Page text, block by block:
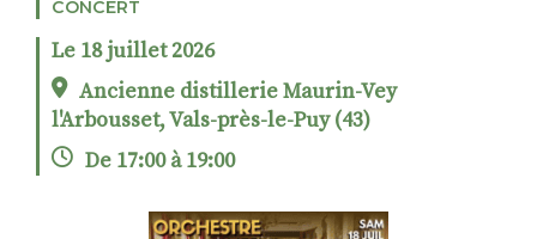
RECHERCHER
FACEBOOKINSTAGRAM
LINKEDINYOUTUBE
CONCERT
Le 18 juillet 2026
Ancienne distillerie Maurin-Vey
l'Arbousset, Vals-près-le-Puy (43)
De 17:00 à 19:00